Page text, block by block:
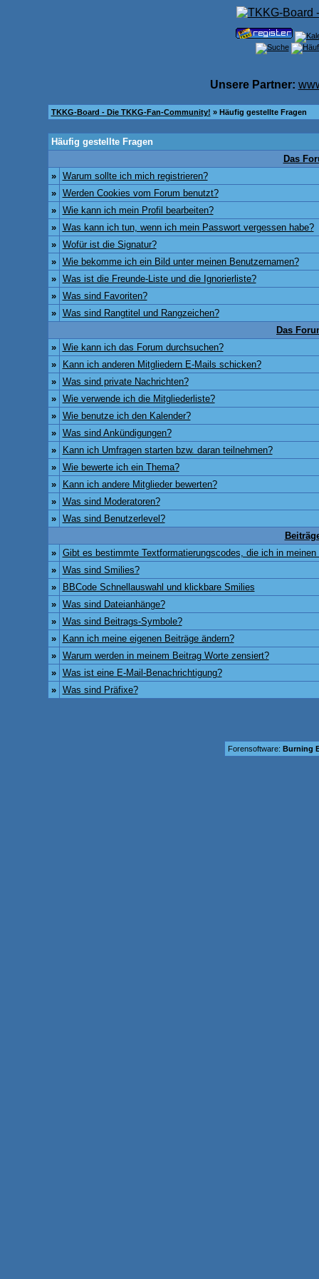
Unsere Partner:
TKKG-Board - Die TKKG-Fan-Community! » Häufig gestellte Fragen
Häufig gestellte Fragen
Das
»
Warum sollte ich mich registrieren?
»
Werden Cookies vom Forum benutzt?
»
Wie kann ich mein Profil bearbeiten?
»
Was kann ich tun, wenn ich mein Passwort vergessen habe?
»
Wofür ist die Signatur?
»
Wie bekomme ich ein Bild unter meinen Benutzernamen?
»
Was ist die Freunde-Liste und die Ignorierliste?
»
Was sind Favoriten?
»
Was sind Rangtitel und Rangzeichen?
Das
»
Wie kann ich das Forum durchsuchen?
»
Kann ich anderen Mitgliedern E-Mails schicken?
»
Was sind private Nachrichten?
»
Wie verwende ich die Mitgliederliste?
»
Wie benutze ich den Kalender?
»
Was sind Ankündigungen?
»
Kann ich Umfragen starten bzw. daran teilnehmen?
»
Wie bewerte ich ein Thema?
»
Kann ich andere Mitglieder bewerten?
»
Was sind Moderatoren?
»
Was sind Benutzerlevel?
»
Gibt es bestimmte Textformatierungscodes, die ich in
»
Was sind Smilies?
»
BBCode Schnellauswahl und klickbare Smilies
»
Was sind Dateianhänge?
»
Was sind Beitrags-Symbole?
»
Kann ich meine eigenen Beiträge ändern?
»
Warum werden in meinem Beitrag Worte zensiert?
»
Was ist eine E-Mail-Benachrichtigung?
»
Was sind Präfixe?
Forensoftware: Burning